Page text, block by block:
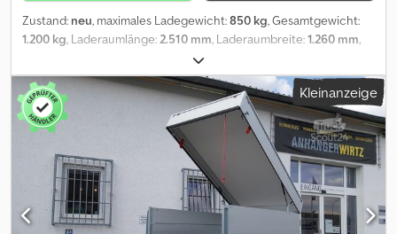
Zustand: neu, maximales Ladegewicht:850 kg, Gesamtgewicht:
1.200 kg , Laderaumlänge: 2.510 mm , Laderaumbreite:1.260 mm
, direkt online kaufen auf trailershop
Bei ANHÄNGERWIRTZ viele Modelle online verfügbar Bequem
und rund um die Uhr Online 24/7 kaufen Selbst abholen oder
liefern lassen 😊 Der online Abholmarkt für Ihren neuen
Anhänger bietet starke Markenfabrikate! über 850
Neuanhänger auf Lager über 130 gebrauchte Anhänger
ständig im Angebot. unverbindliches Beispiel:
verschiedene Versionen verfügbar Deckelanhänger GTB 1200
VT3 251x126x153 cm 1200kg gebremst Tieflader Einachs V
Fahrgestell, Aufbau erhöhte Alubordwände inkl. Zurrsystem mit
Kleinanzeige